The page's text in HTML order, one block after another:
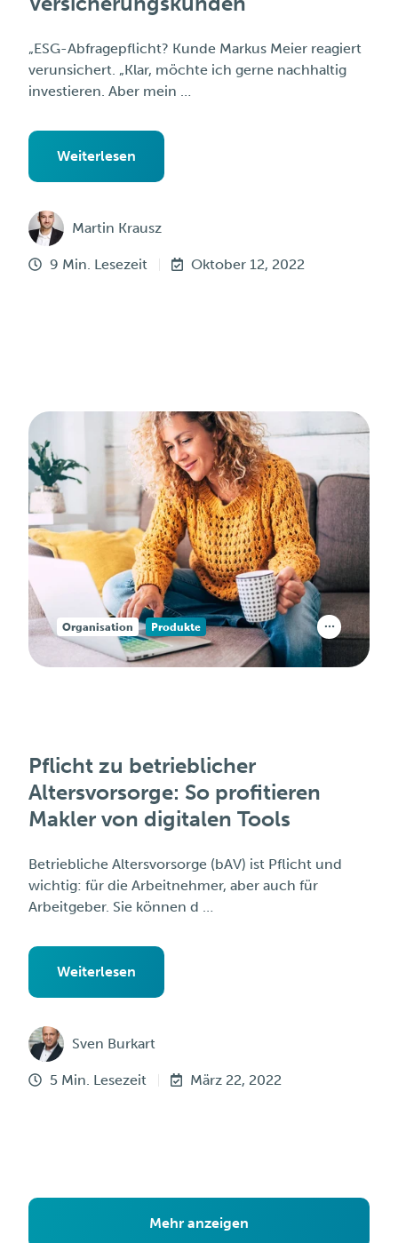
„ESG-Abfragepflicht? Kunde Markus Meier reagiert
verunsichert. „Klar, möchte ich gerne nachhaltig
investieren. Aber mein …
Weiterlesen
Martin Krausz
9 Min. Lesezeit Oktober 12, 2022
Organisation Produkte
Pflicht zu betrieblicher
Altersvorsorge: So profitieren
Makler von digitalen Tools
Betriebliche Altersvorsorge (bAV) ist Pflicht und
wichtig: für die Arbeitnehmer, aber auch für
Arbeitgeber. Sie können d …
Weiterlesen
Sven Burkart
5 Min. Lesezeit März 22, 2022
Mehr anzeigen